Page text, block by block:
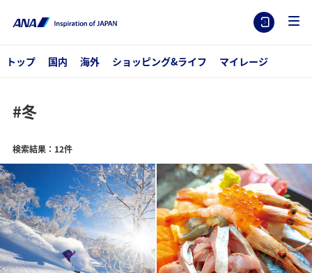
トップ 国内 海外 ショッピング&ライフ マイレージ
#冬
検索結果：12件